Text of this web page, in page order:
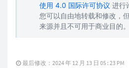
使用 4.0 国际许可协议 进行
您可以自由地转载和修改，
来源并且不可用于商业目的。
最后修改：2024 年 12 月 13 日 05 : 23 PM